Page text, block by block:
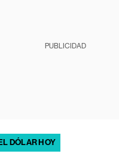
PUBLICIDAD
DÓLAR HOY